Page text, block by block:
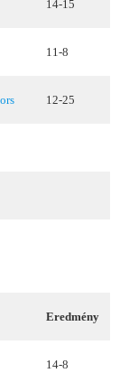
14-15
11-8
12-25
Eredmény
14-8